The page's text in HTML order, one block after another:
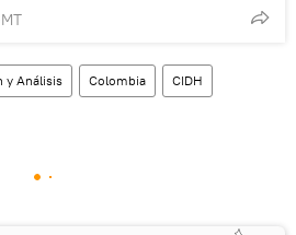
y Análisis Colombia CIDH